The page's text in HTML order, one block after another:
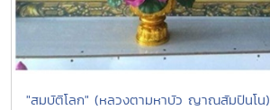
"สมบัติโลก" (หลวงตามหาบัว ญาณสัมปันโน)